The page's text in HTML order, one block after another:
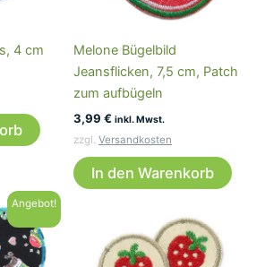
4 cm
Melone Bügelbild
Jeansflicken, 7,5 cm, Patch
zum aufbügeln
3,99 € inkl. Mwst.
zzgl. Versandkosten
In den Warenkorb
Angebot!